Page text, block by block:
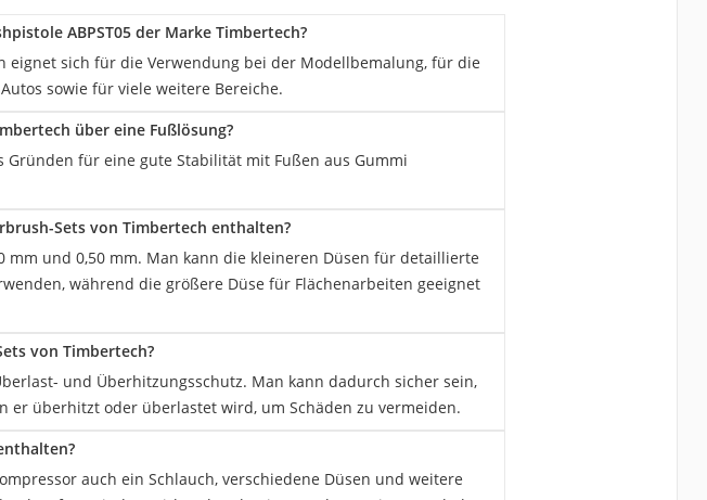
ABPST05 der Marke Timbertech?
eignet sich für die Verwendung bei der Modellbemalung, für die
sowie für viele weitere Bereiche.
über eine Fußlösung?
für eine gute Stabilität mit Fußen aus Gummi
Sets von Timbertech enthalten?
mm und 0,50 mm. Man kann die kleineren Düsen für detaillierte
während die größere Düse für Flächenarbeiten geeignet
von Timbertech?
und Überhitzungsschutz. Man kann dadurch sicher sein,
er überhitzt oder überlastet wird, um Schäden zu vermeiden.
auch ein Schlauch, verschiedene Düsen und weitere